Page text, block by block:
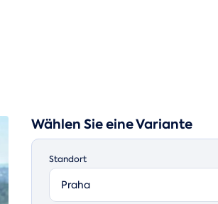
Wählen Sie eine Variante
Standort
Praha